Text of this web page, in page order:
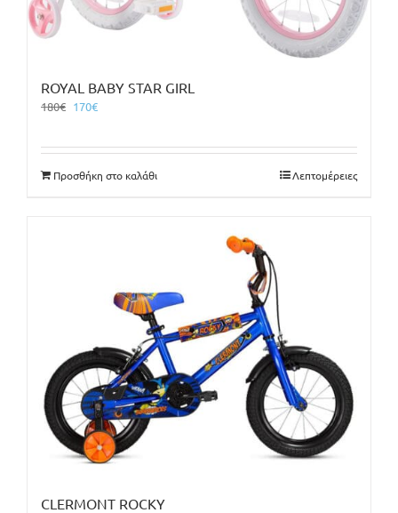
ROYAL BABY STAR GIRL
180€ Original
180€.
170€Η
είναι:
170€.
Προσθήκη στο καλάθι Λεπτομέρειες
CLERMONT ROCKY